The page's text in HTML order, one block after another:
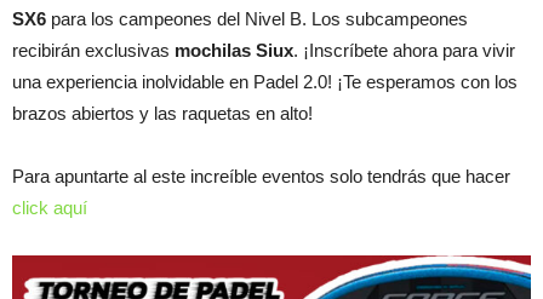
SX6 para los campeones del Nivel B. Los subcampeones
recibirán exclusivas mochilas Siux. ¡Inscríbete ahora para vivir
una experiencia inolvidable en Padel 2.0! ¡Te esperamos con los
brazos abiertos y las raquetas en alto!
Para apuntarte al este increíble eventos solo tendrás que hacer
click aquí